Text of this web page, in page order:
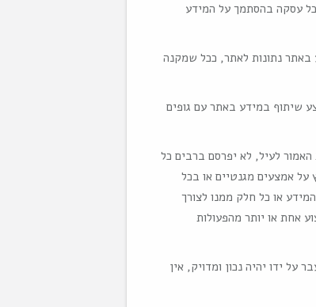
עסקה בהסתמך על המידע
באתר נתונות לאתר, ככל שמקנה
שיתוף במידע באתר עם גופים
לעיל, לא יפרסם ברבים כל
על אמצעים מגנטיים או בכל
או כל חלק ממנו לצורך
אחת או יותר מהפעולות
ידו יהיה נכון ומדויק, אין